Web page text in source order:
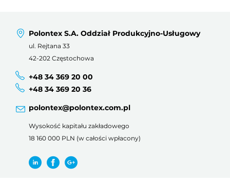
Polontex S.A. Oddział Produkcyjno-Usługowy
ul. Rejtana 33
42-202 Częstochowa
+48 34 369 20 00
+48 34 369 20 36
polontex@polontex.com.pl
Wysokość kapitału zakładowego
18 160 000 PLN (w całości wpłacony)